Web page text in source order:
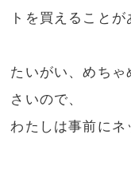
トを買えることが
たいがい、めちゃ
さいので、
わたしは事前にネ